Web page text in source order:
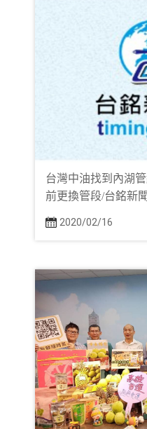
台灣中油找到內湖
前更換管段/台銘新
2020/02/16